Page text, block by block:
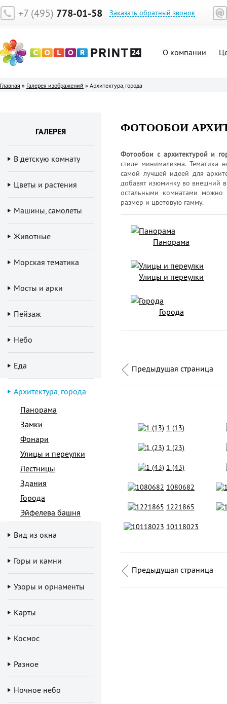
+7 (495) 778-01-58 Заказать обратный звонок
О компании
Главная » Галерея изображений » Архитектура, города
ГАЛЕРЕЯ
В детскую комнату
Цветы и растения
Машины, самолеты
Животные
Морская тематика
Мосты и арки
Пейзаж
Небо
Еда
Архитектура, города
Панорама
Замки
Фонари
Улицы и переулки
Лестницы
Здания
Города
Эйфелева башня
Вид из окна
Горы и камни
Узоры и орнаменты
Карты
Космос
Разное
Ночное небо
ФОТООБОИ
Фотообои с архитектурой и
стиле минимализма. Тематика
самой лучшей идеей для
добавят изюминку во внешний
остальными комнатами можно
размер и цветовую гамму.
Панорама
Улицы и переулки
Города
Предыдущая страница
1 (13)
1 (23)
1 (43)
1080682
1221865
10118023
Предыдущая страница